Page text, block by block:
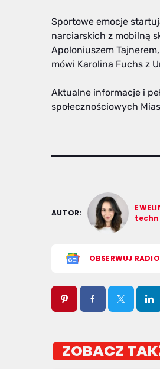
Sportowe emocje
narciarskich z mobilną
Apoloniuszem
mówi Karolina Fuchs z
Aktualne informacje i
społecznościowych
AUTOR:
OBSERWUJ
ZOBACZ